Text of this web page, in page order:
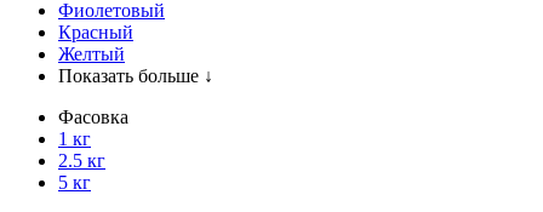
Фиолетовый
Красный
Желтый
Показать больше ↓
Фасовка
1 кг
2.5 кг
5 кг